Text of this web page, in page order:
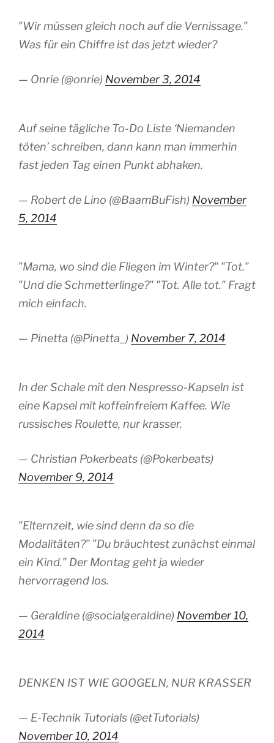
"Wir müssen gleich noch auf die Vernissage."
Was für ein Chiffre ist das jetzt wieder?
— Onrie (@onrie) November 3, 2014
Auf seine tägliche To-Do Liste ‘Niemanden
töten’ schreiben, dann kann man immerhin
fast jeden Tag einen Punkt abhaken.
— Robert de Lino (@BaamBuFish) November
5, 2014
"Mama, wo sind die Fliegen im Winter?" "Tot."
"Und die Schmetterlinge?" "Tot. Alle tot." Fragt
mich einfach.
— Pinetta (@Pinetta_) November 7, 2014
In der Schale mit den Nespresso-Kapseln ist
eine Kapsel mit koffeinfreiem Kaffee. Wie
russisches Roulette, nur krasser.
— Christian Pokerbeats (@Pokerbeats)
November 9, 2014
"Elternzeit, wie sind denn da so die
Modalitäten?" "Du bräuchtest zunächst einmal
ein Kind." Der Montag geht ja wieder
hervorragend los.
— Geraldine (@socialgeraldine) November 10,
2014
DENKEN IST WIE GOOGELN, NUR KRASSER
— E-Technik Tutorials (@etTutorials)
November 10, 2014